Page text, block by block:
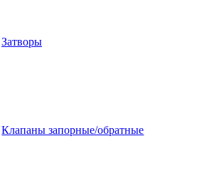
Затворы
Клапаны запорные/обратные